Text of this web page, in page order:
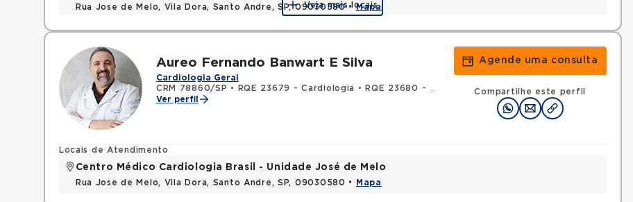
Rua Jose de Melo, Vila Dora, Santo Andre, SP, 09030580 •Mapa
Veja mais locais
Aureo Fernando Banwart E Silva
Cardiologia Geral
CRM 78860/SP • RQE 23679 - Cardiologia •
RQE 23680 - Medicina intensiva
Ver perfil
Agende uma consulta
Compartilhe este perfil
Locais de Atendimento
Centro Médico Cardiologia Brasil - Unidade José de Melo
Rua Jose de Melo, Vila Dora, Santo Andre, SP, 09030580 • Mapa